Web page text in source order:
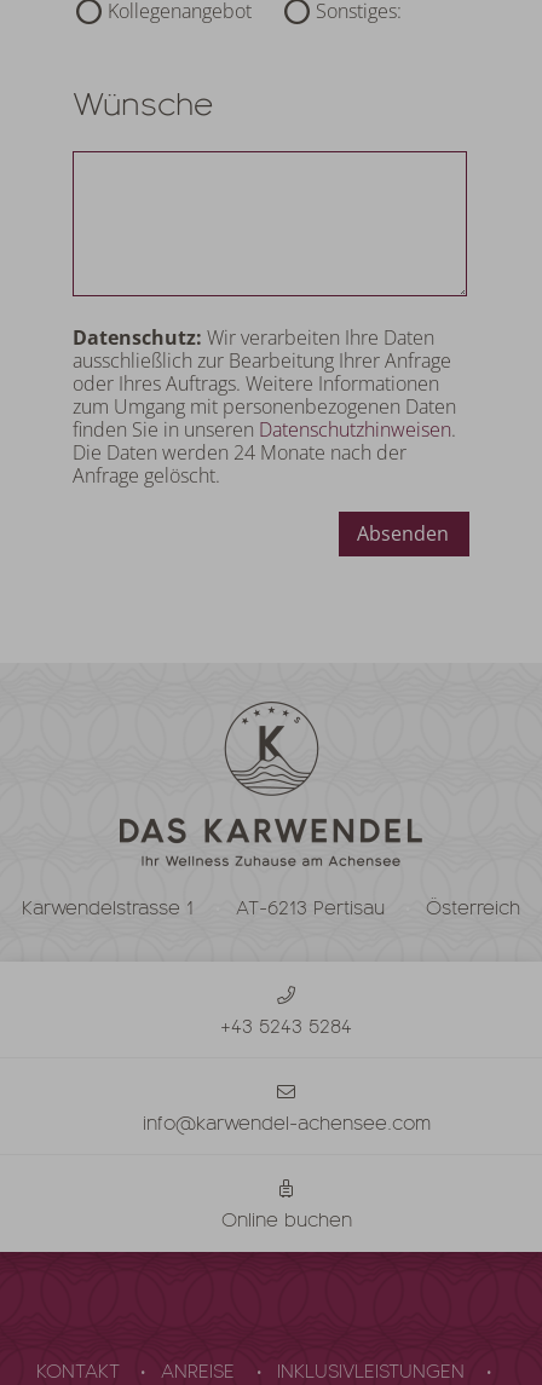
Kollegenangebot
Sonstiges:
Wünsche
Datenschutz:Wir verarbeiten Ihre Daten
ausschließlich zur Bearbeitung Ihrer Anfrage
oder Ihres Auftrags. Weitere Informationen
zum Umgang mit personenbezogenen Daten
finden Sie in unseren Datenschutzhinweisen.
Die Daten werden 24 Monate nach der
Anfrage gelöscht.
Absenden
Karwendelstrasse 1 AT-6213 Pertisau Österreich
+43 5243 5284
info@karwendel-achensee.com
Online buchen
KONTAKT ANREISE
INKLUSIVLEISTUNGEN